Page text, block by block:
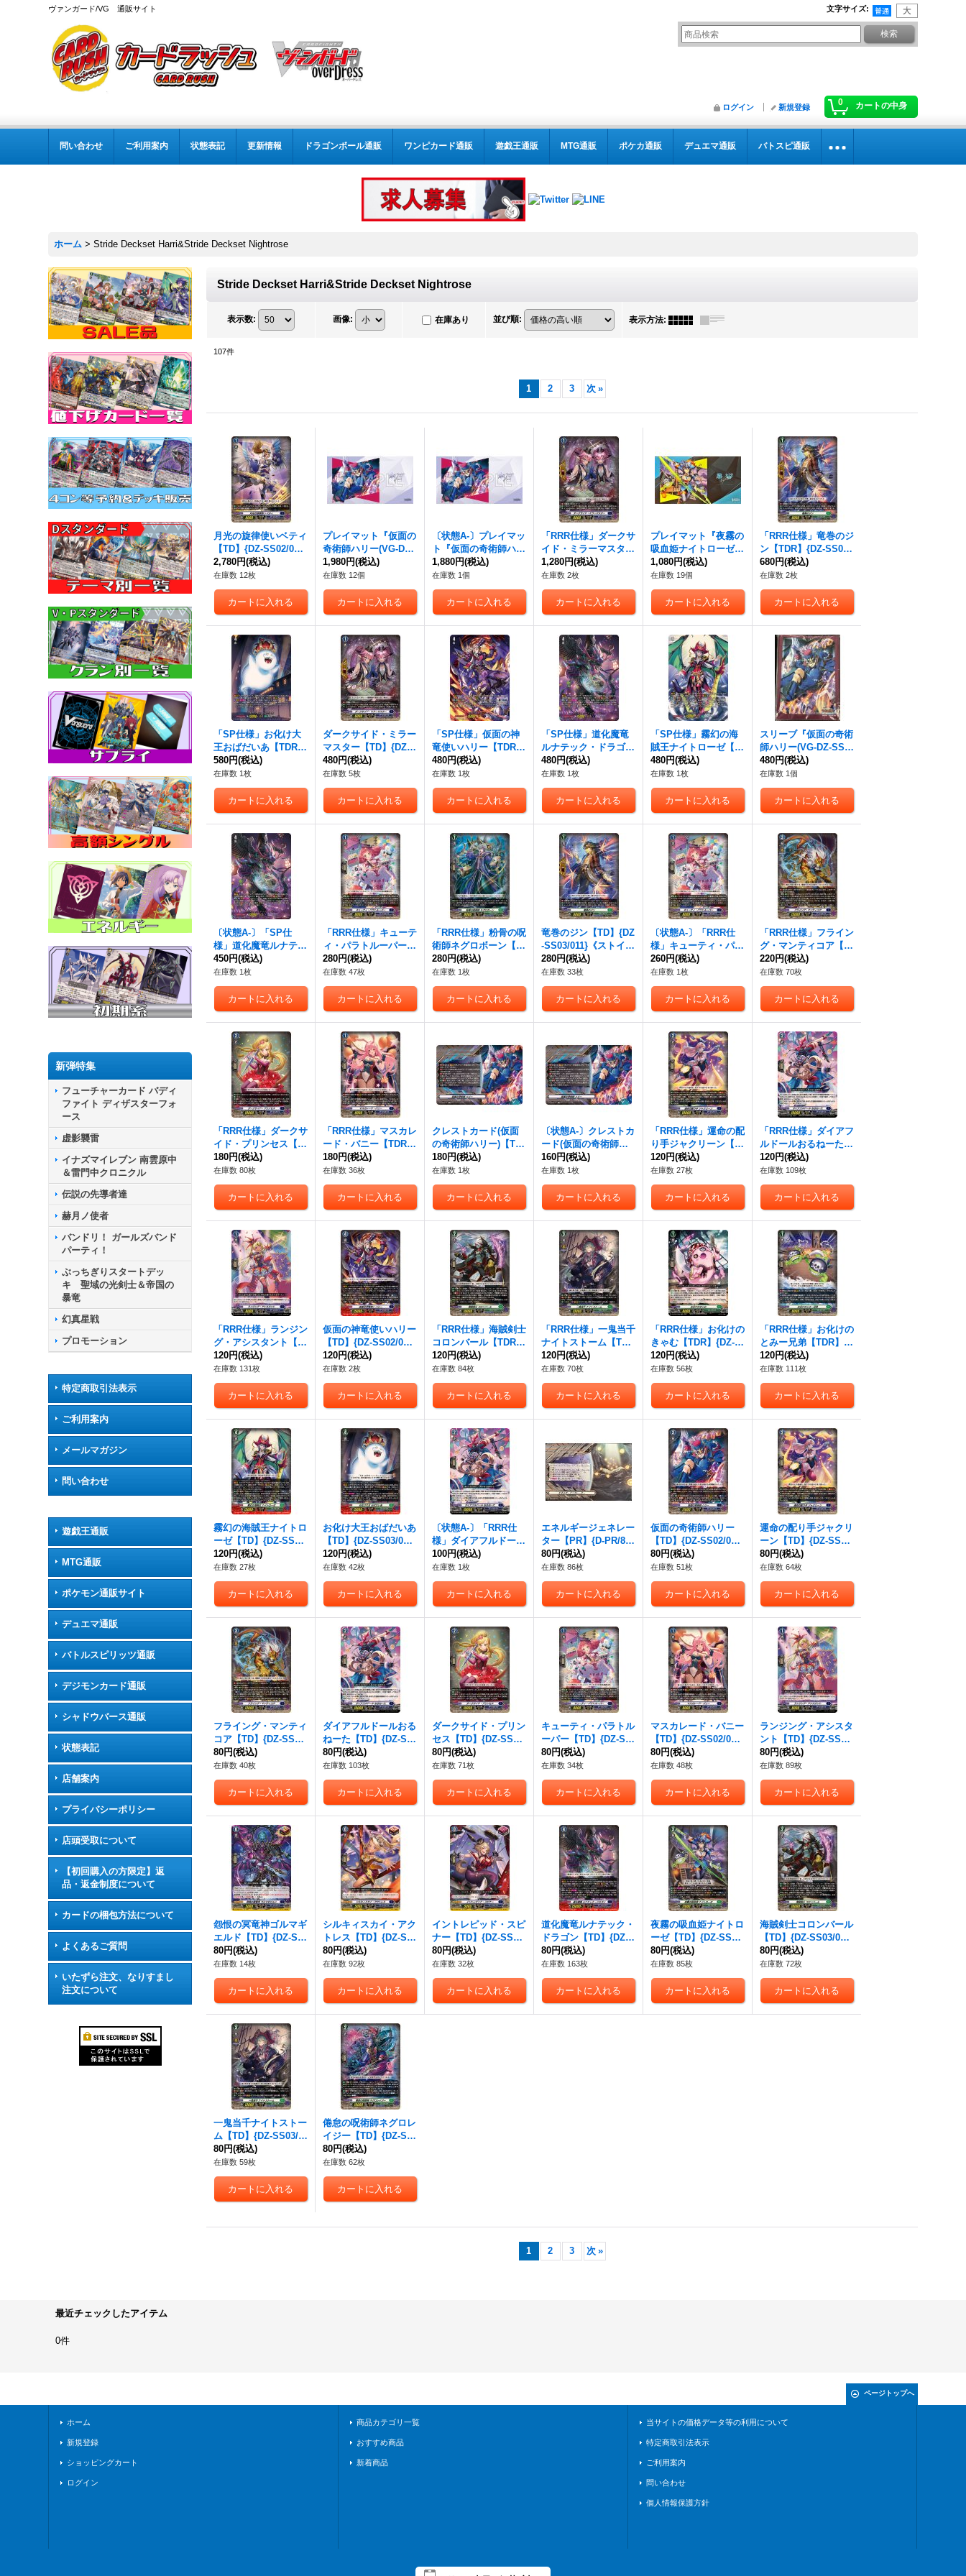
ヴァンガード/VG 通販サイト 文字サイズ:
0 カートの中身
ログイン 新規登録
問い合わせ ご利用案内 状態表記 更新情報 ドラゴンボール通販 ワンピカード通販 遊戯王通販 MTG通販 ポケカ通販 デュエマ通販 バトスピ通販
ホーム > Stride Deckset Harri&Stride Deckset Nightrose
新弾特集
フューチャーカード バディ
ファイト ディザスターフォ
ース
虚影襲雷
イナズマイレブン 南雲原中
＆雷門中クロニクル
伝説の先導者達
赫月ノ使者
バンドリ！ ガールズバンド
パーティ！
ぶっちぎりスタートデッ
キ 聖域の光剣士＆帝国の
暴竜
幻真星戦
プロモーション
特定商取引法表示
ご利用案内
メールマガジン
問い合わせ
遊戯王通販
MTG通販
ポケモン通販サイト
デュエマ通販
バトルスピリッツ通販
デジモンカード通販
シャドウバース通販
状態表記
店舗案内
プライバシーポリシー
店頭受取について
【初回購入の方限定】返
品・返金制度について
カードの梱包方法について
よくあるご質問
いたずら注文、なりすまし
注文について
Stride Deckset Harri&Stride Deckset Nightrose
表示数: 画像: 在庫あり 並び順: 表示方法:
107件
1 2 3 次 »
月光の旋律使いベティ
【TD】{DZ-SS02/003}
《ダークステイツ》
2,780円(税込)
在庫数 12枚
プレイマット『仮面の
奇術師ハリー(VG-DZ-
SS02)』【-】{-}《サ
プライ》
1,980円(税込)
在庫数 12個
〔状態A-〕プレイマッ
ト『仮面の奇術師ハリ
ー(VG-DZ-SS02)』
【-】{-}《サプライ》
1,880円(税込)
在庫数 1個
「RRR仕様」ダークサ
イド・ミラーマスター
【TDR】{DZ-SS02/01
1R}《ダークステイ
ツ》
1,280円(税込)
在庫数 2枚
プレイマット『夜霧の
吸血姫ナイトローゼ(V
G-DZ-SS03)』【-】{-}
《サプライ》
1,080円(税込)
在庫数 19個
「RRR仕様」竜巻のジ
ン【TDR】{DZ-SS03/
011R}《ストイケイ
ア》
680円(税込)
在庫数 2枚
「SP仕様」お化け大
王おばだいあ【TDR】
{DZ-SS03/018R}《ス
トイケイア》
580円(税込)
在庫数 1枚
ダークサイド・ミラー
マスター【TD】{DZ-S
S02/011}《ダークステ
イツ》
480円(税込)
在庫数 5枚
「SP仕様」仮面の神
竜使いハリー【TDR】
{DZ-SS02/017R}《ダ
ークステイツ》
480円(税込)
在庫数 1枚
「SP仕様」道化魔竜
ルナテック・ドラゴン
【TDR】{DZ-SS02/01
8R}《ダークステイ
ツ》
480円(税込)
在庫数 1枚
「SP仕様」霧幻の海
賊王ナイトローゼ【T
DR】{DZ-SS03/017R}
《ストイケイア》
480円(税込)
在庫数 1枚
スリーブ『仮面の奇術
師ハリー(VG-DZ-SS0
2)』53枚入り【-】{-}
《サプライ》
480円(税込)
在庫数 1個
〔状態A-〕「SP仕
様」道化魔竜ルナテッ
ク・ドラゴン【TDR】
{DZ-SS02/018R}《ダ
ークステイツ》
450円(税込)
在庫数 1枚
「RRR仕様」キューテ
ィ・パラトルーパー
【TDR】{DZ-SS02/00
8R}《ダークステイ
ツ》
280円(税込)
在庫数 47枚
「RRR仕様」粉骨の呪
術師ネグロボーン【T
DR】{DZ-SS03/010R}
《ストイケイア》
280円(税込)
在庫数 1枚
竜巻のジン【TD】{DZ
-SS03/011}《ストイケ
イア》
280円(税込)
在庫数 33枚
〔状態A-〕「RRR仕
様」キューティ・パラ
トルーパー【TDR】{D
Z-SS02/008R}《ダー
クステイツ》
260円(税込)
在庫数 1枚
「RRR仕様」フライン
グ・マンティコア【T
DR】{DZ-SS02/005R}
《ダークステイツ》
220円(税込)
在庫数 70枚
「RRR仕様」ダークサ
イド・プリンセス【T
DR】{DZ-SS02/007R}
《ダークステイツ》
180円(税込)
在庫数 80枚
「RRR仕様」マスカレ
ード・バニー【TDR】
{DZ-SS02/009R}《ダ
ークステイツ》
180円(税込)
在庫数 36枚
クレストカード(仮面
の奇術師ハリー)【T】
{DZ-SS02/T01}《ダー
クステイツ》
180円(税込)
在庫数 1枚
〔状態A-〕クレストカ
ード(仮面の奇術師ハ
リー)【T】{DZ-SS02/
T01}《ダークステイ
ツ》
160円(税込)
在庫数 1枚
「RRR仕様」運命の配
り手ジャクリーン【T
DR】{DZ-SS02/002R}
《ダークステイツ》
120円(税込)
在庫数 27枚
「RRR仕様」ダイアフ
ルドールおるねーた
【TDR】{DZ-SS02/00
6R}《ダークステイ
ツ》
120円(税込)
在庫数 109枚
「RRR仕様」ランジン
グ・アシスタント【T
DR】{DZ-SS02/010R}
《ダークステイツ》
120円(税込)
在庫数 131枚
仮面の神竜使いハリー
【TD】{DZ-SS02/017}
《ダークステイツ》
120円(税込)
在庫数 2枚
「RRR仕様」海賊剣士
コロンバール【TDR】
{DZ-SS03/002R}《ス
トイケイア》
120円(税込)
在庫数 84枚
「RRR仕様」一鬼当千
ナイトストーム【TD
R】{DZ-SS03/005R}
《ストイケイア》
120円(税込)
在庫数 70枚
「RRR仕様」お化けの
きゃむ【TDR】{DZ-S
S03/008R}《ストイケ
イア》
120円(税込)
在庫数 56枚
「RRR仕様」お化けの
とみー兄弟【TDR】{D
Z-SS03/009R}《スト
イケイア》
120円(税込)
在庫数 111枚
霧幻の海賊王ナイトロ
ーゼ【TD】{DZ-SS03/
017}《ストイケイア》
120円(税込)
在庫数 27枚
お化け大王おばだいあ
【TD】{DZ-SS03/018}
《ストイケイア》
120円(税込)
在庫数 42枚
〔状態A-〕「RRR仕
様」ダイアフルドール
おるねーた【TDR】{D
Z-SS02/006R}《ダー
クステイツ》
100円(税込)
在庫数 1枚
エネルギージェネレー
ター【PR】{D-PR/88
6}《その他》
80円(税込)
在庫数 86枚
仮面の奇術師ハリー
【TD】{DZ-SS02/001}
《ダークステイツ》
80円(税込)
在庫数 51枚
運命の配り手ジャクリ
ーン【TD】{DZ-SS02/
002}《ダークステイ
ツ》
80円(税込)
在庫数 64枚
フライング・マンティ
コア【TD】{DZ-SS02/
005}《ダークステイ
ツ》
80円(税込)
在庫数 40枚
ダイアフルドールおる
ねーた【TD】{DZ-SS
02/006}《ダークステ
イツ》
80円(税込)
在庫数 103枚
ダークサイド・プリン
セス【TD】{DZ-SS02/
007}《ダークステイ
ツ》
80円(税込)
在庫数 71枚
キューティ・パラトル
ーパー【TD】{DZ-SS
02/008}《ダークステ
イツ》
80円(税込)
在庫数 34枚
マスカレード・バニー
【TD】{DZ-SS02/009}
《ダークステイツ》
80円(税込)
在庫数 48枚
ランジング・アシスタ
ント【TD】{DZ-SS02/
010}《ダークステイ
ツ》
80円(税込)
在庫数 89枚
怨恨の冥竜神ゴルマギ
エルド【TD】{DZ-SS
02/012}《ダークステ
イツ》
80円(税込)
在庫数 14枚
シルキィスカイ・アク
トレス【TD】{DZ-SS
02/014}《ダークステ
イツ》
80円(税込)
在庫数 92枚
イントレピッド・スピ
ナー【TD】{DZ-SS02/
015}《ダークステイ
ツ》
80円(税込)
在庫数 32枚
道化魔竜ルナテック・
ドラゴン【TD】{DZ-S
S02/018}《ダークステ
イツ》
80円(税込)
在庫数 163枚
夜霧の吸血姫ナイトロ
ーゼ【TD】{DZ-SS03/
001}《ストイケイア》
80円(税込)
在庫数 85枚
海賊剣士コロンバール
【TD】{DZ-SS03/002}
《ストイケイア》
80円(税込)
在庫数 72枚
一鬼当千ナイトストー
ム【TD】{DZ-SS03/0
05}《ストイケイア》
80円(税込)
在庫数 59枚
倦怠の呪術師ネグロレ
イジー【TD】{DZ-SS
03/006}《ストイケイ
ア》
80円(税込)
在庫数 62枚
1 2 3 次 »
最近チェックしたアイテム
0件
ページトップへ
ホーム
新規登録
ショッピングカート
ログイン
商品カテゴリ一覧
おすすめ商品
新着商品
当サイトの価格データ等の利用について
特定商取引法表示
ご利用案内
問い合わせ
個人情報保護方針